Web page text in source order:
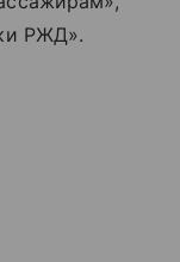
РЖД».